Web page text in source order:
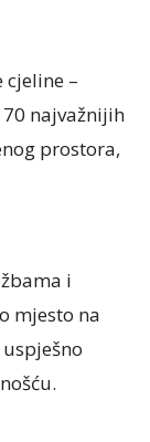
–
najvažnijih
prostora,
i
mjesto na